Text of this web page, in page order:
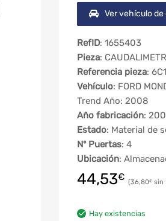
Ver vehículo de
RefID: 1655403
Pieza:
Referencia pieza:
Vehículo: FORD
Trend Año: 2008
Año fabricación:
Estado: Material de
Nº Puertas: 4
Ubicación:
44,53€ 36,80€
Hay existencias